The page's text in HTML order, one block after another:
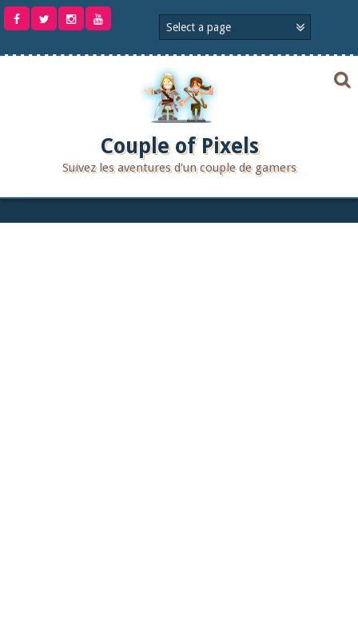
Aller
Couple of Pixels
Suivez les aventures d'un couple de gamers